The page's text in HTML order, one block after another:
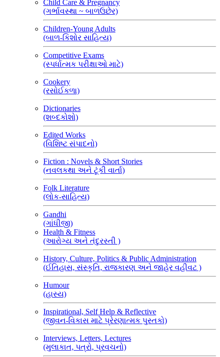
Child Care & Pregnancy
(ગર્ભાવસ્થા ~ બાળઉછેર)
Children-Young Adults
(બાળ-કિશોર સાહિત્ય)
Competitive Exams
(સ્પર્ધાત્મક પરીક્ષાઓ માટે)
Cookery
(રસોઈકળા)
Dictionaries
(શબ્દકોશો)
Edited Works
(વિશિષ્ટ સંપાદનો)
Fiction : Novels & Short Stories
(નવલકથા અને ટૂંકી વાર્તા)
Folk Literature
(લોક-સાહિત્ય)
Gandhi
(ગાંધીજી)
Health & Fitness
(આરોગ્ય અને તંદુરસ્તી )
History, Culture, Politics & Public Administration
(ઈતિહાસ, સંસ્કૃતિ, રાજકારણ અને જાહેર વહીવટ )
Humour
(હાસ્ય)
Inspirational, Self Help & Reflective
(જીવન-વિકાસ માટે પ્રેરણાત્મક પુસ્તકો)
Interviews, Letters, Lectures
(મુલાકાત, પત્રો, પ્રવચનો)